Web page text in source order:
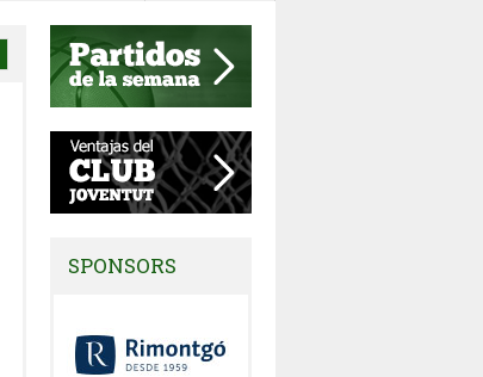
SPONSORS